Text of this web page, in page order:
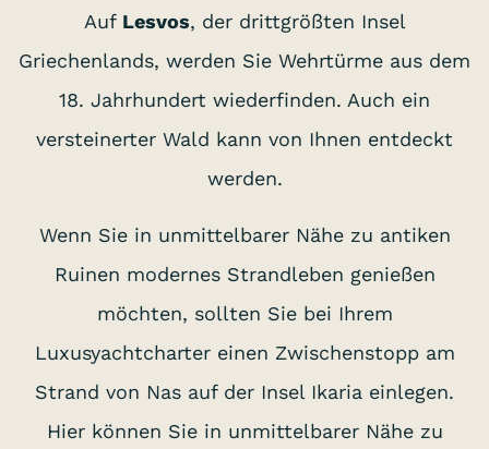
Auf Lesvos, der drittgrößten Insel
Griechenlands, werden Sie Wehrtürme aus dem
18. Jahrhundert wiederfinden. Auch ein
versteinerter Wald kann von Ihnen entdeckt
werden.
Wenn Sie in unmittelbarer Nähe zu antiken
Ruinen modernes Strandleben genießen
möchten, sollten Sie bei Ihrem
Luxusyachtcharter einen Zwischenstopp am
Strand von Nas auf der Insel Ikaria einlegen.
Hier können Sie in unmittelbarer Nähe zu